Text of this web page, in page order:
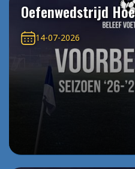
Oefenwedstrijd
14-07-2026